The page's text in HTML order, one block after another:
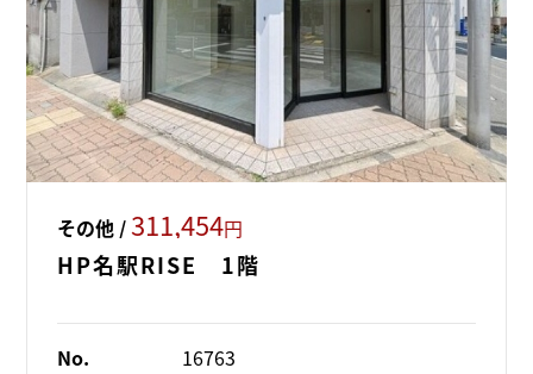
その他 /311,454円
HP名駅RISE 1階
No.
16763